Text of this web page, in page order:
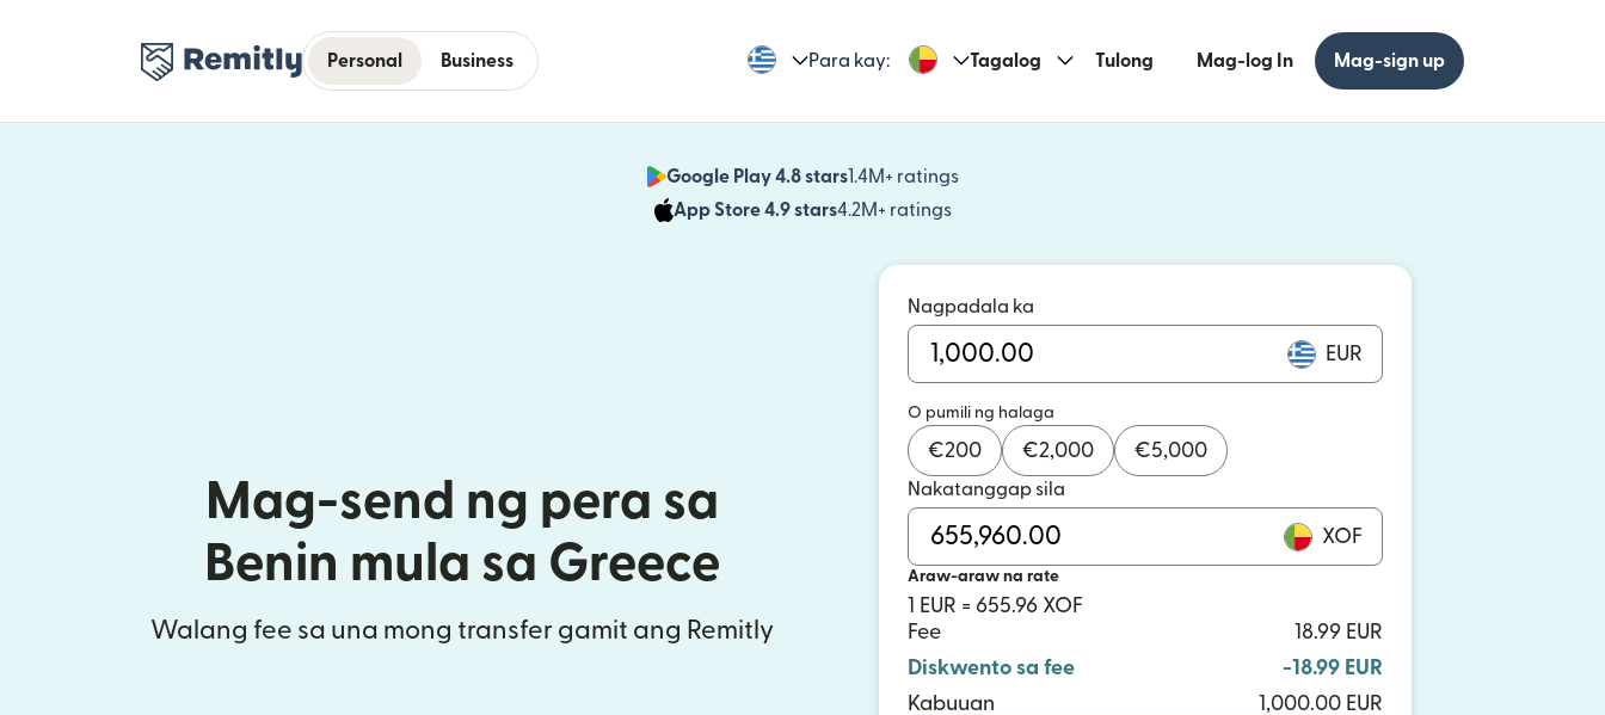
Personal Business Para kay: Tagalog Tulong Mag-log In Mag-sign up
Google Play 4.8 stars1.4M+ ratings
(bubukas sa bagong window)
App Store 4.9 stars4.2M+ ratings
(bubukas sa bagong window)
Mag-send ng pera sa
Benin mula sa Greece
Walang fee sa una mong transfer gamit ang Remitly
Nagpadala ka
EUR
O pumili ng halaga
€200 €2,000 €5,000
Nakatanggap sila
XOF
Araw-araw na rate
1 EUR = 655.96 XOF
Fee
18.99 EUR
Diskwento sa fee
-18.99 EUR
Kabuuan
1,000.00 EUR